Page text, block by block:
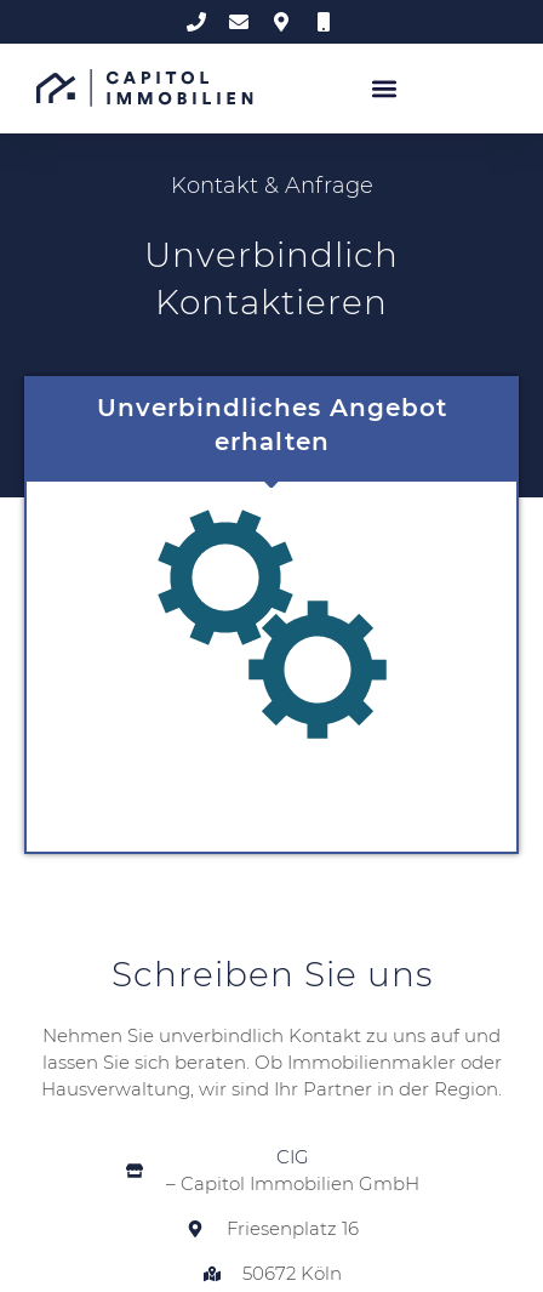
Kontakt & Anfrage
Unverbindlich
Kontaktieren
Unverbindliches Angebot
erhalten
Schreiben Sie uns
Nehmen Sie unverbindlich Kontakt zu uns auf und
lassen Sie sich beraten. Ob Immobilienmakler oder
Hausverwaltung, wir sind Ihr Partner in der Region.
CIG
– Capitol Immobilien GmbH
Friesenplatz 16
50672 Köln